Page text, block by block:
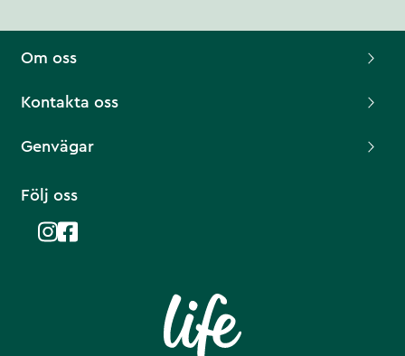
Om oss
Kontakta oss
Genvägar
Följ oss